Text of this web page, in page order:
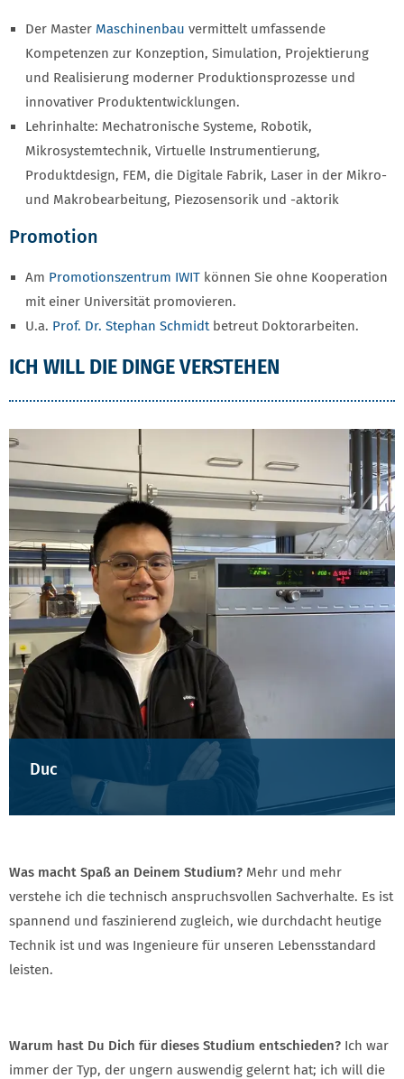
Der Master Maschinenbau vermittelt umfassende
Kompetenzen zur Konzeption, Simulation, Projektierung
und Realisierung moderner Produktionsprozesse und
innovativer Produktentwicklungen.
Lehrinhalte: Mechatronische Systeme, Robotik,
Mikrosystemtechnik, Virtuelle Instrumentierung,
Produktdesign, FEM, die Digitale Fabrik, Laser in der Mikro-
und Makrobearbeitung, Piezosensorik und -aktorik
Promotion
Am Promotionszentrum IWIT können Sie ohne Kooperation
mit einer Universität promovieren.
U.a. Prof. Dr. Stephan Schmidtbetreut Doktorarbeiten.
ICH WILL DIE DINGE VERSTEHEN
Duc
Was macht Spaß an Deinem Studium? Mehr und mehr
verstehe ich die technisch anspruchsvollen Sachverhalte. Es ist
spannend und faszinierend zugleich, wie durchdacht heutige
Technik ist und was Ingenieure für unseren Lebensstandard
leisten.
Warum hast Du Dich für dieses Studium entschieden? Ich war
immer der Typ, der ungern auswendig gelernt hat; ich will die